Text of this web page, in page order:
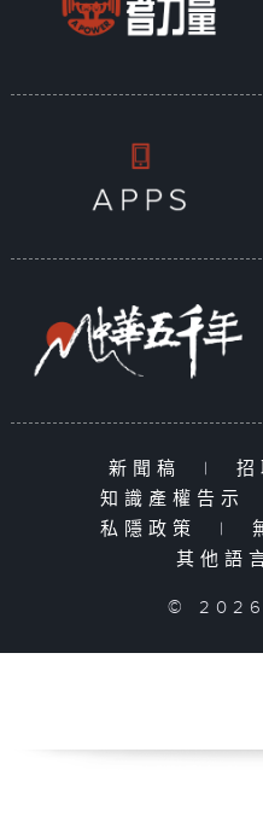
新聞稿 |
知識產權告示
私隱政策
|
其他語
©